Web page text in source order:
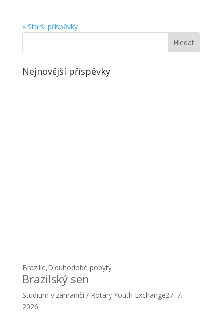
« Starší příspěvky
Nejnovější příspěvky
Brazílie,Dlouhodobé pobyty
Brazilský sen
Studium v zahraničí / Rotary Youth Exchange27. 7.
2026